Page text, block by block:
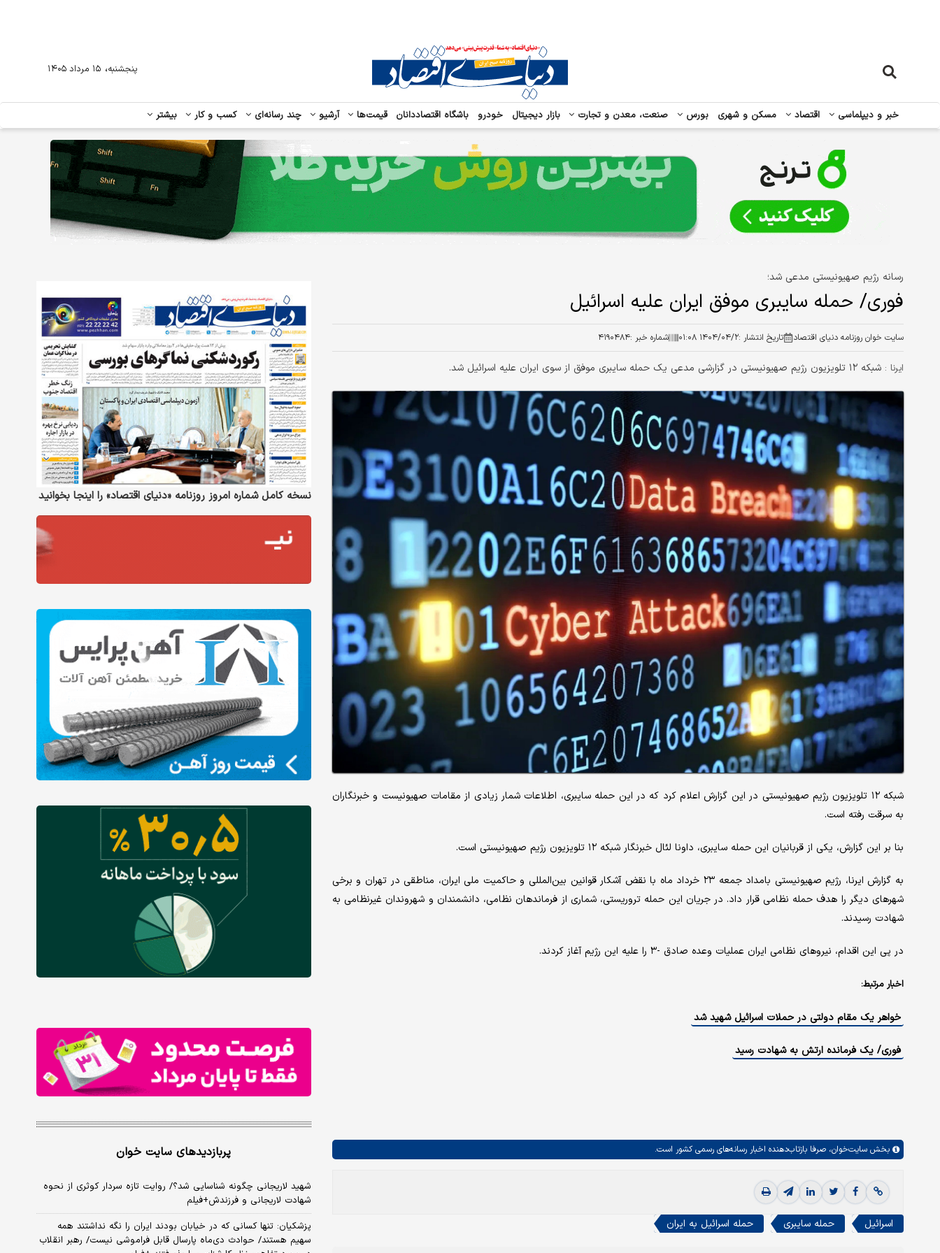
خبر و دیپلماسی اقتصاد مسکن و شهری بورس صنعت، معدن و تجارت بازار دیجیتال خودرو باشگاه اقتصاددانان قیمت‌ها آرشیو چند رسانه‌ای کسب و کار بیشتر
پنجشنبه، ۱۵ مرداد ۱۴۰۵
رسانه رژیم صهیونیستی مدعی شد؛
فوری/ حمله سایبری موفق ایران علیه اسرائیل
سایت خوان روزنامه دنیای اقتصاد تاریخ انتشار :۱۴۰۴/۰۴/۲ ۰۱:۰۸ شماره خبر :۴۱۹۰۴۸۴
ایرنا : شبکه ۱۲ تلویزیون رژیم صهیونیستی در گزارشی مدعی یک حمله سایبری موفق از سوی ایران علیه اسرائیل شد.
شبکه ۱۲ تلویزیون رژیم صهیونیستی در این گزارش اعلام کرد که در این حمله سایبری، اطلاعات شمار زیادی از مقامات صهیونیست و خبرنگاران
به سرقت رفته است.
بنا بر این گزارش، یکی از قربانیان این حمله سایبری، داونا لئال خبرنگار شبکه ۱۲ تلویزیون رژیم صهیونیستی است.
به گزارش ایرنا، رژیم صهیونیستی بامداد جمعه ۲۳ خرداد ماه با نقض آشکار قوانین بین‌المللی و حاکمیت ملی ایران، مناطقی در تهران و برخی
شهرهای دیگر را هدف حمله نظامی قرار داد. در جریان این حمله تروریستی، شماری از فرماندهان نظامی، دانشمندان و شهروندان غیرنظامی به
شهادت رسیدند.
در پی این اقدام، نیروهای نظامی ایران عملیات وعده صادق -۳ را علیه این رژیم آغاز کردند.
اخبار مرتبط:
خواهر یک مقام دولتی در حملات اسرائیل شهید شد
فوری/ یک فرمانده ارتش به شهادت رسید
بخش سایت‌خوان، صرفا بازتاب‌دهنده اخبار رسانه‌های رسمی کشور است.
اسرائیل حمله سایبری حمله اسرائیل به ایران
نسخه کامل شماره امروز روزنامه «دنیای‌ اقتصاد» را اینجا بخوانید
پربازدیدهای سایت خوان
شهید لاریجانی چگونه شناسایی شد؟/ روایت تازه سردار کوثری از نحوه
شهادت لاریجانی و فرزندش+فیلم
پزشکیان: تنها کسانی که در خیابان بودند ایران را نگه نداشتند همه
سهیم هستند/ حوادث دی‌ماه پارسال قابل فراموشی نیست/ رهبر انقلاب